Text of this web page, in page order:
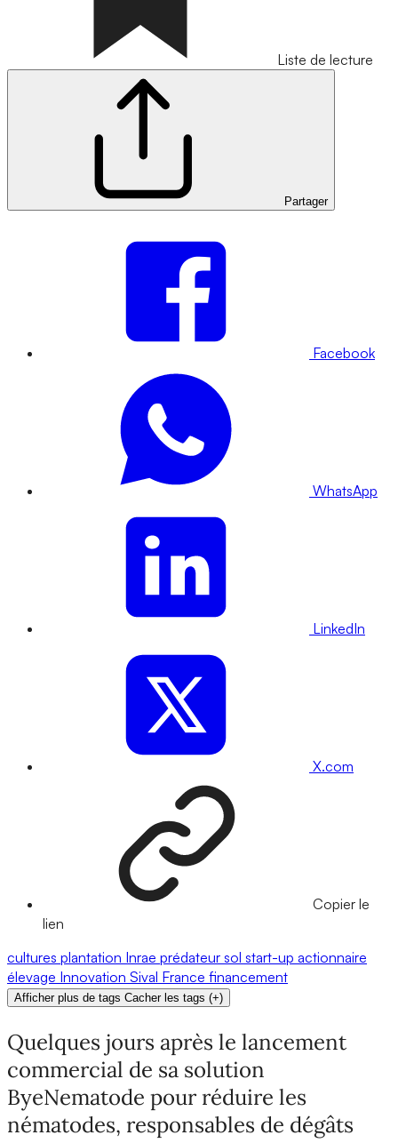
Liste de lecture
Partager
Facebook
WhatsApp
LinkedIn
X.com
Copier le
lien
cultures plantation Inrae prédateur sol start-up actionnaire
élevage Innovation Sival France financement
Afficher plus de tags Cacher les tags (+)
Quelques jours après le lancement
commercial de sa solution
ByeNematode pour réduire les
nématodes, responsables de dégâts